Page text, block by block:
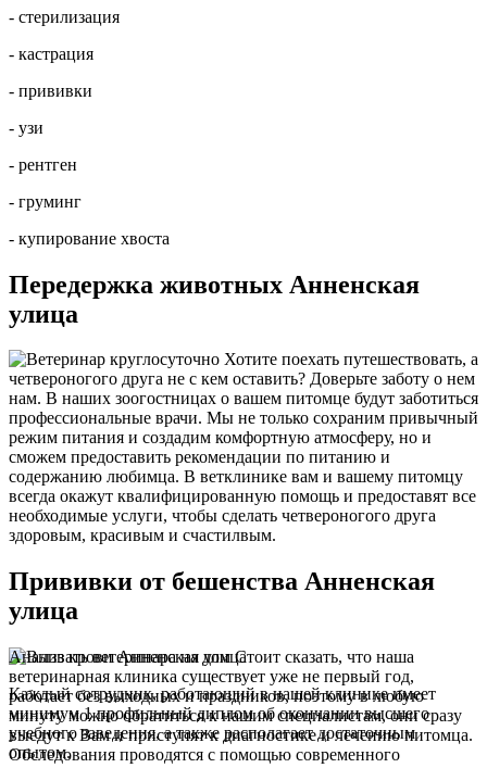
- стерилизация
- кастрация
- прививки
- узи
- рентген
- груминг
- купирование хвоста
Передержка животных Анненская
улица
Хотите поехать путешествовать, а
четвероногого друга не с кем оставить? Доверьте заботу о нем
нам. В наших зоогостницах о вашем питомце будут заботиться
профессиональные врачи. Мы не только сохраним привычный
режим питания и создадим комфортную атмосферу, но и
сможем предоставить рекомендации по питанию и
содержанию любимца. В ветклинике вам и вашему питомцу
всегда окажут квалифицированную помощь и предоставят все
необходимые услуги, чтобы сделать четвероногого друга
здоровым, красивым и счастилвым.
Прививки от бешенства Анненская
улица
Стоит сказать, что наша
ветеринарная клиника существует уже не первый год,
работает без выходных и праздников, поэтому в любую
минуту можно обратиться к нашим специалистам, они сразу
выедут к Вам и приступят к диагностике и лечению питомца.
Обследования проводятся с помощью современного
Анализ крови Анненская улица
Каждый сотрудник, работающий в нашей клинике имеет
минимум 1 профильный диплом об окончании высшего
учебного заведения, а также располагает достаточным
опытом.